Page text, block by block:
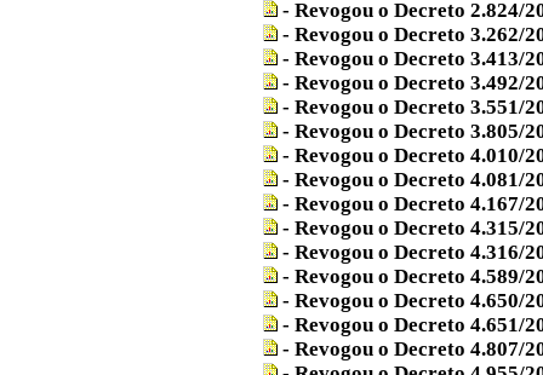
- Revogou o Decreto 2.824/
- Revogou o Decreto 3.262/
- Revogou o Decreto 3.413/
- Revogou o Decreto 3.492/
- Revogou o Decreto 3.551/
- Revogou o Decreto 3.805/
- Revogou o Decreto 4.010/
- Revogou o Decreto 4.081/
- Revogou o Decreto 4.167/
- Revogou o Decreto 4.315/
- Revogou o Decreto 4.316/
- Revogou o Decreto 4.589/
- Revogou o Decreto 4.650/
- Revogou o Decreto 4.651/
- Revogou o Decreto 4.807/